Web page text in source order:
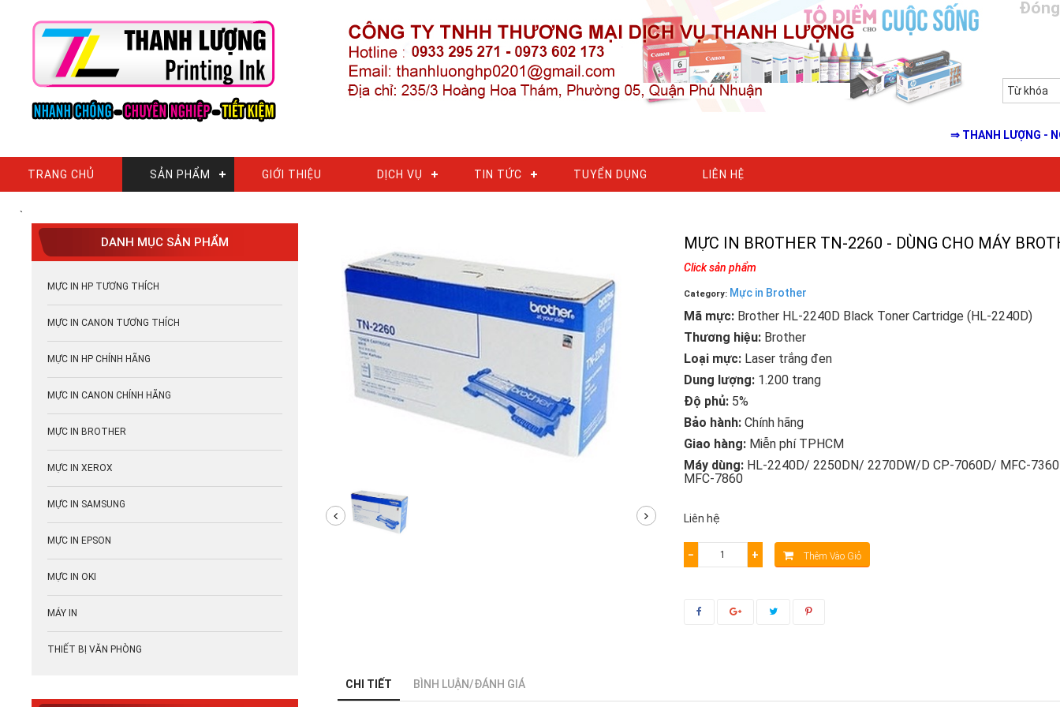
Đóng
⇒ THANH LƯỢNG - NƠI
TRANG CHỦ SẢN PHẨM GIỚI THIỆU DỊCH VỤ TIN TỨC TUYỂN DỤNG LIÊN HỆ
`
DANH MỤC SẢN PHẨM
MỰC IN HP TƯƠNG THÍCH
MỰC IN CANON TƯƠNG THÍCH
MỰC IN HP CHÍNH HÃNG
MỰC IN CANON CHÍNH HÃNG
MỰC IN BROTHER
MỰC IN XEROX
MỰC IN SAMSUNG
MỰC IN EPSON
MỰC IN OKI
MÁY IN
THIẾT BỊ VĂN PHÒNG
MỰC IN BROTHER TN-2260 - DÙNG CHO MÁY
Click sản phẩm
Category: Mực in Brother
Mã mực:Brother HL-2240D Black Toner Cartridge (HL-2240D)
Thương hiệu: Brother
Loại mực:Laser trắng đen
Dung lượng:1.200 trang
Độ phủ: 5%
Bảo hành:Chính hãng
Giao hàng:Miễn phí TPHCM
Máy dùng:HL-2240D/ 2250DN/ 2270DW/D CP-7060D/ MFC-
MFC-7860
Liên hệ
− + Thêm Vào Giỏ
CHI TIẾT BÌNH LUẬN/ĐÁNH GIÁ